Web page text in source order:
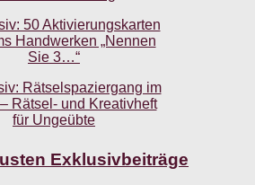
Exklusivbeiträge